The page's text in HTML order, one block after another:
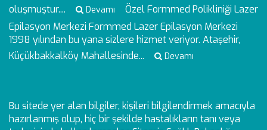
oluşmuştur....
Devamı
Özel Formmed Polikliniği Lazer
Epilasyon Merkezi Formmed Lazer Epilasyon Merkezi
1998 yılından bu yana sizlere hizmet veriyor. Ataşehir,
Küçükbakkalköy Mahallesinde...
Devamı
Bu sitede yer alan bilgiler, kişileri bilgilendirmek amacıyla
hazırlanmış olup, hiç bir şekilde hastalıkların tanı veya